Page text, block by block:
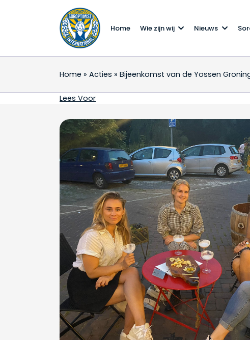
Home Wie zijn wij Nieuws
Home » Acties » Bijeenkomst van de Yossen
Bijeenkomst van de
Lees Voor